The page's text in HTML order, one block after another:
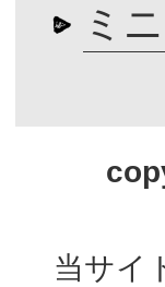
ミ
当サイ